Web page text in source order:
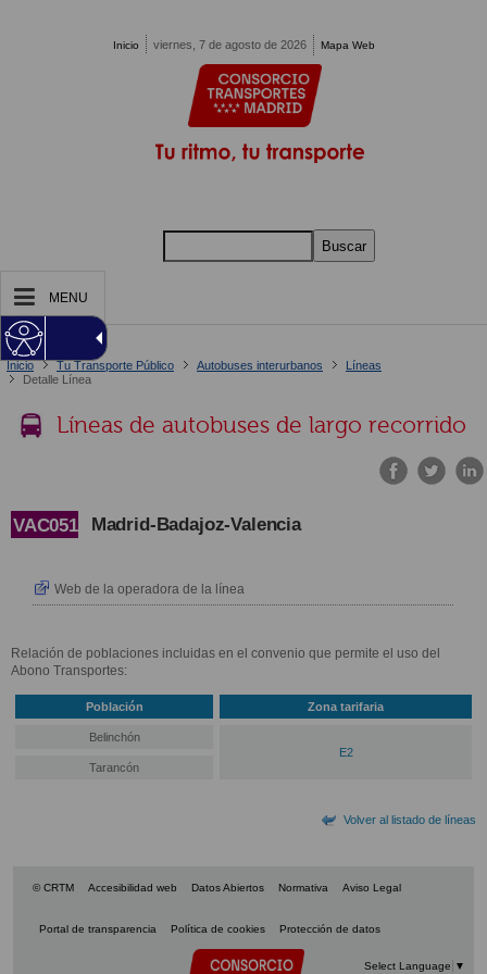
Inicio viernes, 7 de agosto de 2026 Mapa Web
Buscar
MENU
Estás en:
Inicio
Tu Transporte Público Autobuses interurbanos
Líneas
Detalle Línea
Líneas de autobuses de largo recorrido
VAC051 Madrid-Badajoz-Valencia
Web de la operadora de la línea
Relación de poblaciones incluidas en el convenio que permite el uso del
Abono Transportes:
Población Zona tarifaria
Belinchón
E2
Tarancón
Volver al listado de líneas
© CRTM Accesibilidad web Datos Abiertos Normativa Aviso Legal
Portal de transparencia Política de cookies Protección de datos
Select Language ▼